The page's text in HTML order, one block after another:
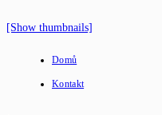
[Show thumbnails]
Domů
Kontakt